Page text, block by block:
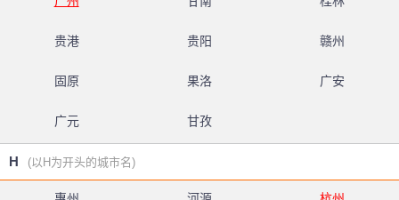
贵港 贵阳 赣州
固原 果洛 广安
广元 甘孜
H (以H为开头的城市名)